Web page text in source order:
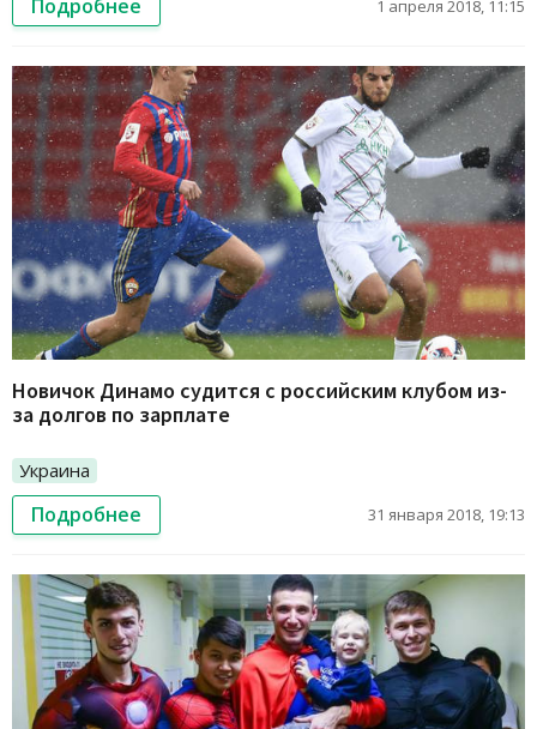
Подробнее 1 апреля 2018, 11:15
Новичок Динамо судится с российским клубом из-
за долгов по зарплате
Украина
Подробнее 31 января 2018, 19:13